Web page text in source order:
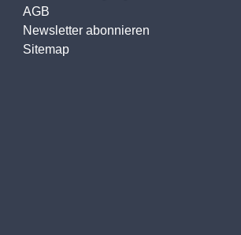
AGB
Newsletter abonnieren
Sitemap